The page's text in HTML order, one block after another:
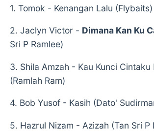
1. Tomok - Kenangan Lalu (Flybaits)
2. Jaclyn Victor - Dimana Kan Ku
Sri P Ramlee)
3. Shila Amzah - Kau Kunci Cintaku
(Ramlah Ram)
4. Bob Yusof - Kasih (Dato'
5. Hazrul Nizam - Azizah (Tan Sri P